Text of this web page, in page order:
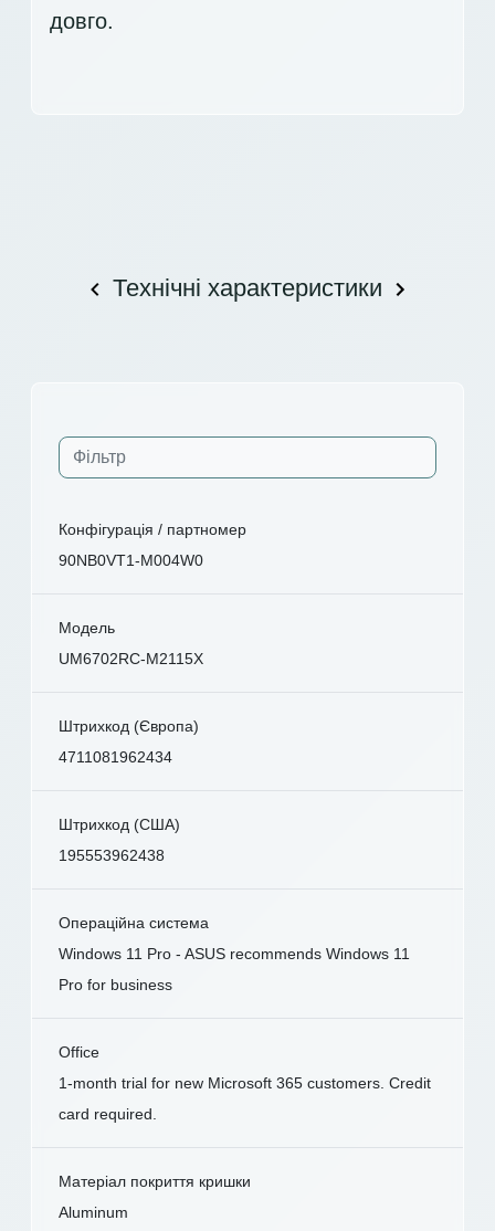
довго.
Технічні характеристики
Конфігурація / партномер
90NB0VT1-M004W0
Модель
UM6702RC-M2115X
Штрихкод (Європа)
4711081962434
Штрихкод (США)
195553962438
Операційна система
Windows 11 Pro - ASUS recommends Windows 11
Pro for business
Office
1-month trial for new Microsoft 365 customers. Credit
card required.
Матеріал покриття кришки
Aluminum